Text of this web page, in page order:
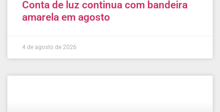
Conta de luz continua com bandeira
amarela em agosto
4 de agosto de 2026